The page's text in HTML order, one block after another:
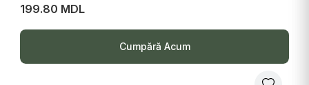
199.80 MDL
Cumpără Acum